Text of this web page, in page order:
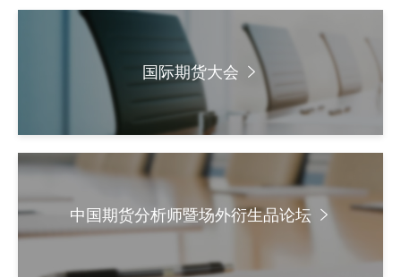
协会介
品种市场运行平稳有序，期货价格提前反映市场预期、波动
幅度显著低于现货市场，为各类市场主体提供了公允的定价
参考与高效的风险对冲渠道。 他介绍，对产业企业来
说，期货不只是金融交易工具，更是统筹原料采购、产品销
售、库存管理、利润锁定、年度预算的全流程风险管理抓
手；对地方区域发展来说，期货市场依靠公开透明的价格发
效分散、主动管控价格风险，稳住产业链基本盘。 近年
来，大商所紧扣广西产业痛点与企业经营需求，落地多项产
业服务项目，成效明显。以“保险+期货”项目为例，截至2025
年年底，大商所累计投入专项资金765万元，支持桂林市开
种养经营主体超过308户次，全部项目顺利实现理赔1558万
国际期货大会
中国期货分析师暨场外衍生品论坛